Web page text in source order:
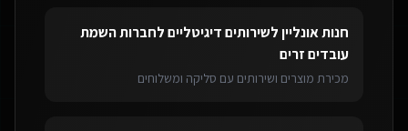
חנות אונלייןלשירותים דיגיטליים לחברות השמת
עובדים זרים
מכירת מוצרים ושירותים עם סליקה ומשלוחים